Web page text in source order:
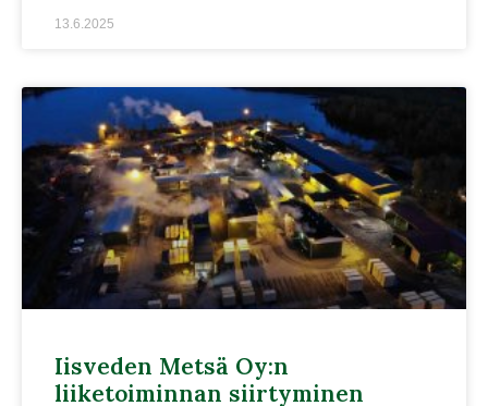
13.6.2025
Iisveden Metsä Oy:n
liiketoiminnan siirtyminen